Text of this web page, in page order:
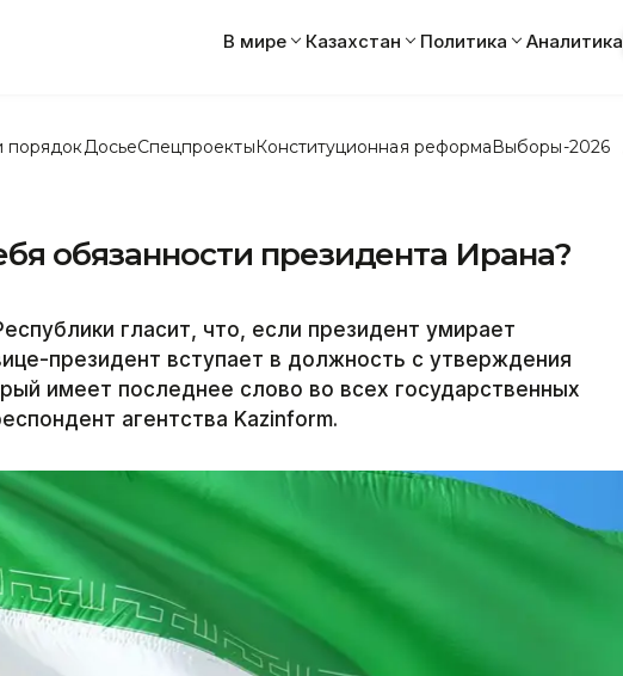
В мире Казахстан Политика Аналитика
порядок ДосьеСпецпроектыКонституционная реформаВыборы-2026
обязанности президента Ирана?
гласит, что, если президент умирает
президент вступает в должность с утверждения
имеет последнее слово во всех государственных
агентства Kazinform.